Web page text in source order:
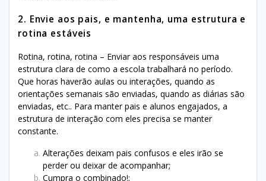
2. Envie aos pais, e mantenha, uma estrutura e
rotina estáveis
Rotina, rotina, rotina – Enviar aos responsáveis uma
estrutura clara de como a escola trabalhará no período.
Que horas haverão aulas ou interações, quando as
orientações semanais são enviadas, quando as diárias são
enviadas, etc.. Para manter pais e alunos engajados, a
estrutura de interação com eles precisa se manter
constante.
Alterações deixam pais confusos e eles irão se
perder ou deixar de acompanhar;
Cumpra o combinado!;